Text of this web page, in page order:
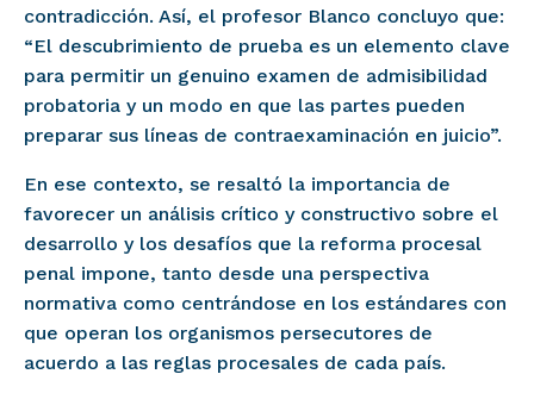
contradicción. Así, el profesor Blanco concluyo que:
“El descubrimiento de prueba es un elemento clave
para permitir un genuino examen de admisibilidad
probatoria y un modo en que las partes pueden
preparar sus líneas de contraexaminación en juicio”.
En ese contexto, se resaltó la importancia de
favorecer un análisis crítico y constructivo sobre el
desarrollo y los desafíos que la reforma procesal
penal impone, tanto desde una perspectiva
normativa como centrándose en los estándares con
que operan los organismos persecutores de
acuerdo a las reglas procesales de cada país.